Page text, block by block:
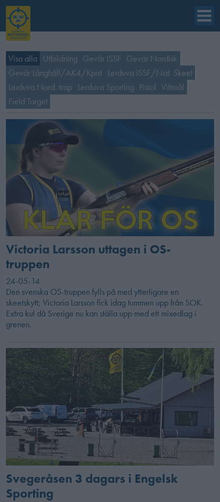
Visa alla Utbildning Gevär ISSF Gevär Nordisk
Gevär Långhåll/AK4/Kpist Lerduva ISSF/Nat. Skeet
Lerduva Nord. trap Lerduva Sporting Pistol Viltmål
Field Target
Victoria Larsson uttagen i OS-
truppen
24-05-14
Den svenska OS-truppen fylls på med ytterligare en
skeetskytt; Victoria Larsson fick idag tummen upp från SOK.
Extra kul då Sverige nu kan ställa upp med ett mixedlag i
grenen.
Svegeråsen 3 dagars i Engelsk
Sporting